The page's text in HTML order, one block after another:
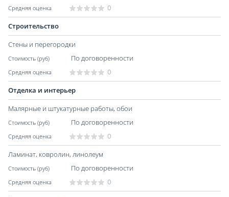
0
Строительство
Стены и перегородки
По договоренности
0
Отделка и интерьер
Малярные и штукатурные работы, обои
По договоренности
0
Ламинат, ковролин, линолеум
По договоренности
0